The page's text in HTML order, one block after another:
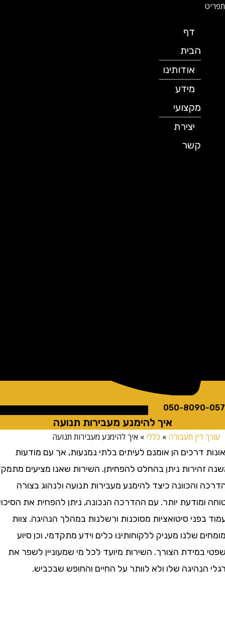
הבית
אודותינו
מידע
מקצועי
יצירת
קשר
050-
איך להימנע מעבירות תנועה
דין תעבורה»כללי»איך להימנע מעבירות תנועה
דרכים הן אומנם לעיתים בלתי נמנעות, אך עם מודעות
ניתן בהחלט להפחיתן. השירות שאנו מציעים מתמקד
והכוונה כיצד להימנע מעבירות תנועה ולנהוג בצורה
יותר. עם ההדרכה הנכונה, ניתן להפחית את הסיכוי
סיטואציות מסוכנות ורשלנות במהלך הנהיגה. צוות
שלנו מעניק ללקוחותינו כלים וידע מתקדמי, וכן סיוע
הצורך. השירות מיועד לכל מי שמעוניין לשפר את
שלו ולא לוותר על החיים והחופש שבכביש.